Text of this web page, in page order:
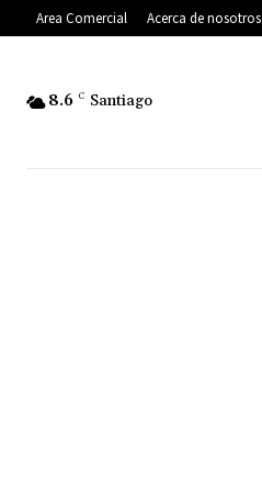
Area Comercial Acerca de nosotros
8.6 C Santiago